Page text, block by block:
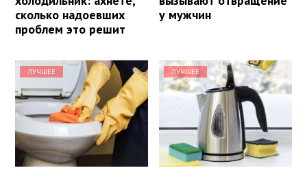
сколько надоевших
проблем это решит
у мужчин
ЛУЧШЕЕ ЛУЧШЕЕ